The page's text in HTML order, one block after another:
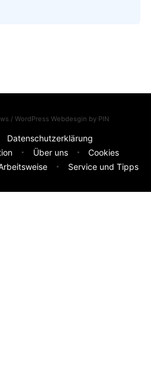
/ WordPress Webdesgin by PIN
Datenschutzerklärung
Über uns
Cookies
Service und Tipps